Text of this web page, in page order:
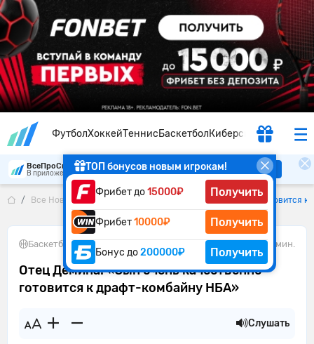
ФутболХоккейТеннисБаскетболКиберспорт
ТОП бонусов новым игрокам!
Фрибет до15000₽ Получить
Фрибет10000₽ Получить
Бонус до200000₽ Получить
ВсеПроСпорт
В приложении удобнее Скачать
Все Новости Отец Дёмина: «Сын очень качественно готовится
Баскетбол 03.05.2025 1 мин.
Отец Дёмина: «Сын очень качественно
готовится к драфт-комбайну НБА»
Слушать